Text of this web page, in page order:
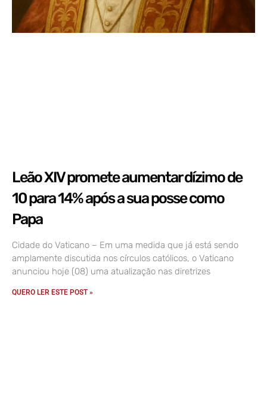
Leão XIV promete aumentar dízimo de
10 para 14% após a sua posse como
Papa
Cidade do Vaticano – Em uma medida que já está sendo
amplamente discutida nos círculos católicos, o Vaticano
anunciou hoje (08) uma atualização nas diretrizes
QUERO LER ESTE POST »